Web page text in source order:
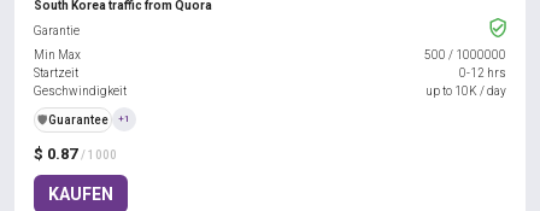
South Korea traffic from Quora
$ 0.87 / 1000
KAUFEN
Garantie
Min Max
500 / 1000000
Startzeit
0-12 hrs
Geschwindigkeit
up to 10K / day
️🛡️Guarantee +1